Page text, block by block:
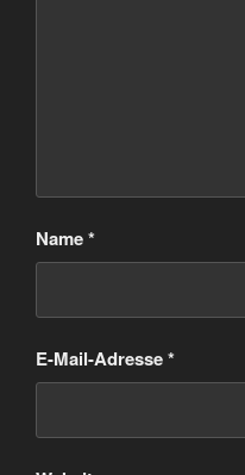
Name*
E-Mail-Adresse*